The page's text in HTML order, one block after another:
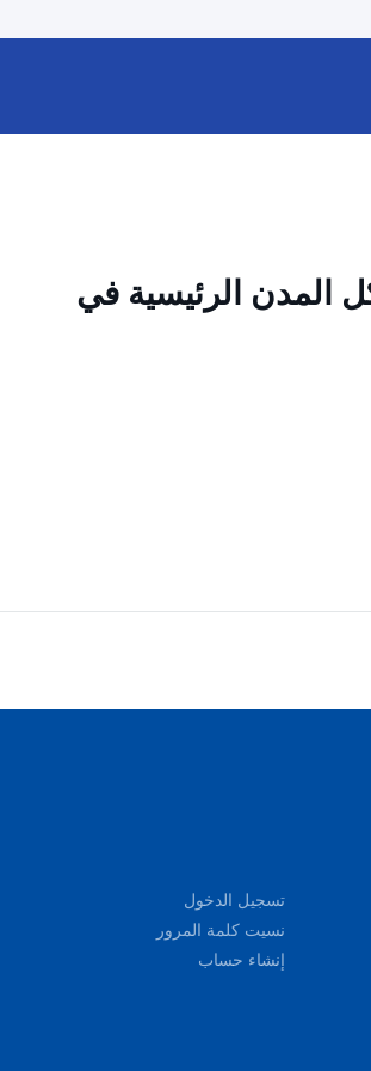
المدن الرئيسية في
تسجيل الدخول
نسيت كلمة المرور
إنشاء حساب